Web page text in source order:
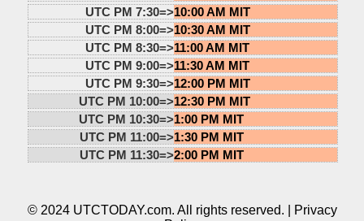
UTC PM 7:30=>10:00 AM MIT
UTC PM 8:00=>10:30 AM MIT
UTC PM 8:30=>11:00 AM MIT
UTC PM 9:00=>11:30 AM MIT
UTC PM 9:30=>12:00 PM MIT
UTC PM 10:00=>12:30 PM MIT
UTC PM 10:30=>1:00 PM MIT
UTC PM 11:00=>1:30 PM MIT
UTC PM 11:30=>2:00 PM MIT
© 2024 UTCTODAY.com. All rights reserved. |
Privacy